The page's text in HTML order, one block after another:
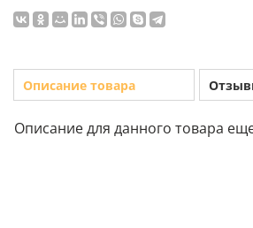
Описание товара
Описание для данного товара